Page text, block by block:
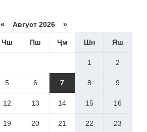
« Август 2026 »
Чш Пш Ҷм Шн Яш
1 2
5 6 7 8 9
12 13 14 15 16
19 20 21 22 23